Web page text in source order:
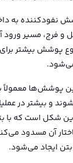
نفودکننده به
و فرج، مسیر ورود
پوشش بیشتر
پوشش‌ها معمولاً بر
و بیشتر در
این شکل است که با
آن مسدود
ایجاد می‌شود.